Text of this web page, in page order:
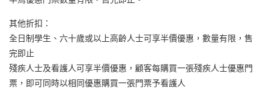
其他折扣：
全日制學生、六十歲或以上高齡人士可享半價優惠，數量有限，售
完即止
殘疾人士及看護人可享半價優惠，顧客每購買一張殘疾人士優惠門
票，即可同時以相同優惠購買一張門票予看護人